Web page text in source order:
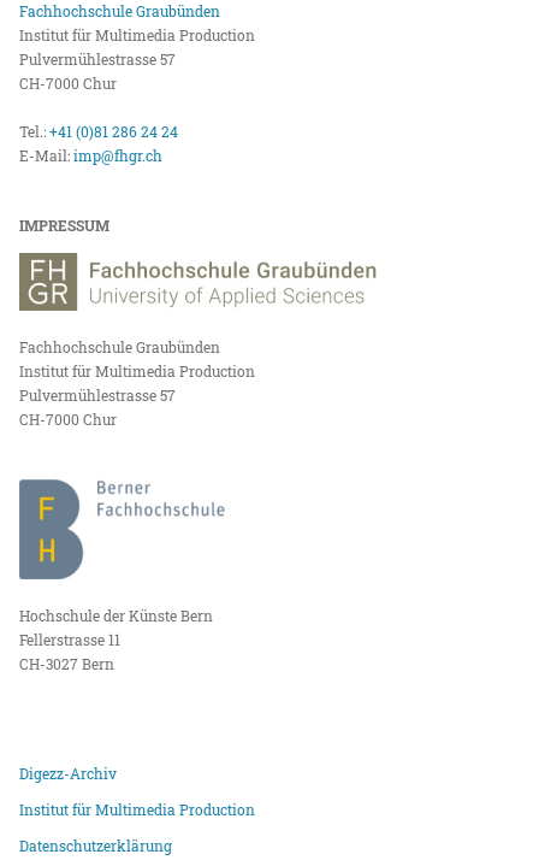
Fachhochschule Graubünden
Institut für Multimedia Production
Pulvermühlestrasse 57
CH-7000 Chur
Tel.:+41 (0)81 286 24 24
E-Mail:imp@fhgr.ch
IMPRESSUM
Fachhochschule Graubünden
Institut für Multimedia Production
Pulvermühlestrasse 57
CH-7000 Chur
Hochschule der Künste Bern
Fellerstrasse 11
CH-3027 Bern
Digezz-Archiv
Institut für Multimedia Production
Datenschutzerklärung